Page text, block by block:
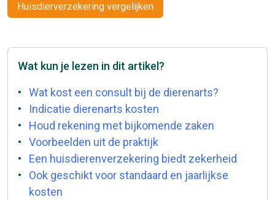
Huisdierverzekering vergelijken
Wat kun je lezen in dit artikel?
Wat kost een consult bij de dierenarts?
Indicatie dierenarts kosten
Houd rekening met bijkomende zaken
Voorbeelden uit de praktijk
Een huisdierenverzekering biedt zekerheid
Ook geschikt voor standaard en jaarlijkse
kosten